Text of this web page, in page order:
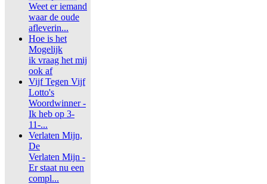
Weet er iemand
waar de oude
afleverin...
Hoe is het
Mogelijk
ik vraag het mij
ook af
Vijf Tegen Vijf
Lotto's
Woordwinner -
Ik heb op 3-
11-...
Verlaten Mijn,
De
Verlaten Mijn -
Er staat nu een
compl...